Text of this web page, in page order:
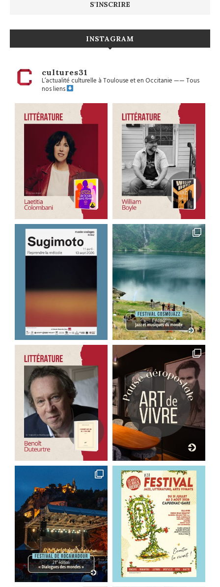
INSTAGRAM
cultures31
L’actualité culturelle à Toulouse et en Occitanie——Tous
nos liens